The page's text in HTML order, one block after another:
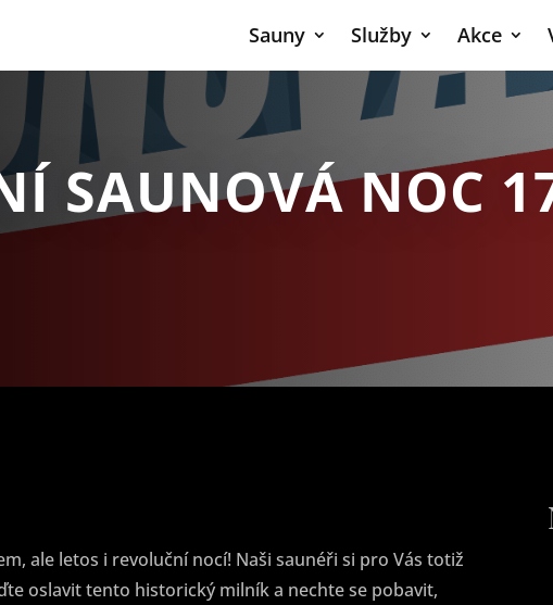
Sauny Služby Akce
SAUNOVÁ NOC
ale letos i revoluční nocí! Naši saunéři si pro Vás totiž
oslavit tento historický milník a nechte se pobavit,